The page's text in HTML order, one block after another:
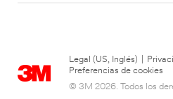
Legal (US, Inglés)
Preferencias de cookies
© 3M 2026. Todos los